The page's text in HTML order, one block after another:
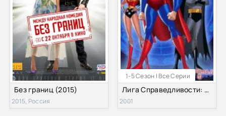
Без границ (2015)
2015, Россия
1-5 Сезон | Все Серии
Лига Справедливости: Без границ (1,2,3,4,5 Сезон) (2001-2006)
2001